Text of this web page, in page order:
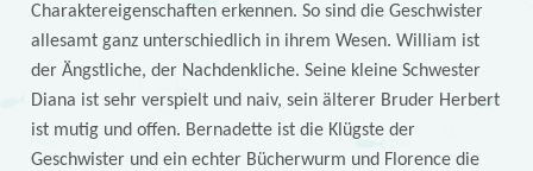
Charaktereigenschaften erkennen. So sind die Geschwister
allesamt ganz unterschiedlich in ihrem Wesen. William ist
der Ängstliche, der Nachdenkliche. Seine kleine Schwester
Diana ist sehr verspielt und naiv, sein älterer Bruder Herbert
ist mutig und offen. Bernadette ist die Klügste der
Geschwister und ein echter Bücherwurm und Florence die